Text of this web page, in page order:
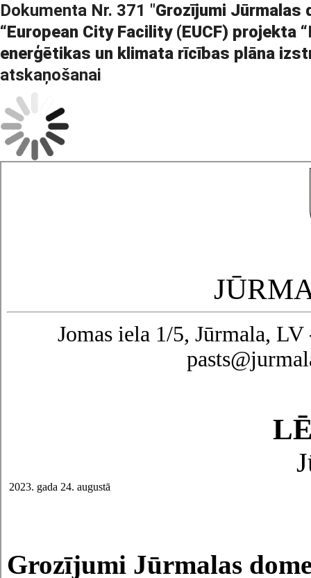
Dokumenta Nr. 371 "Grozījumi Jūrmalas
“European City Facility (EUCF)
enerģētikas un klimata rīcības plāna
atskaņošanai